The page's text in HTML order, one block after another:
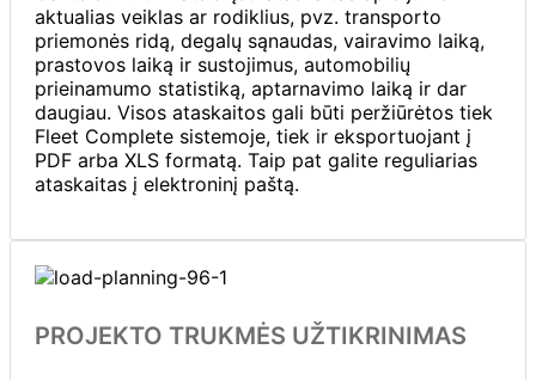
aktualias veiklas ar rodiklius, pvz. transporto
priemonės ridą, degalų sąnaudas, vairavimo laiką,
prastovos laiką ir sustojimus, automobilių
prieinamumo statistiką, aptarnavimo laiką ir dar
daugiau. Visos ataskaitos gali būti peržiūrėtos tiek
Fleet Complete sistemoje, tiek ir eksportuojant į
PDF arba XLS formatą. Taip pat galite reguliarias
ataskaitas į elektroninį paštą.
PROJEKTO TRUKMĖS UŽTIKRINIMAS